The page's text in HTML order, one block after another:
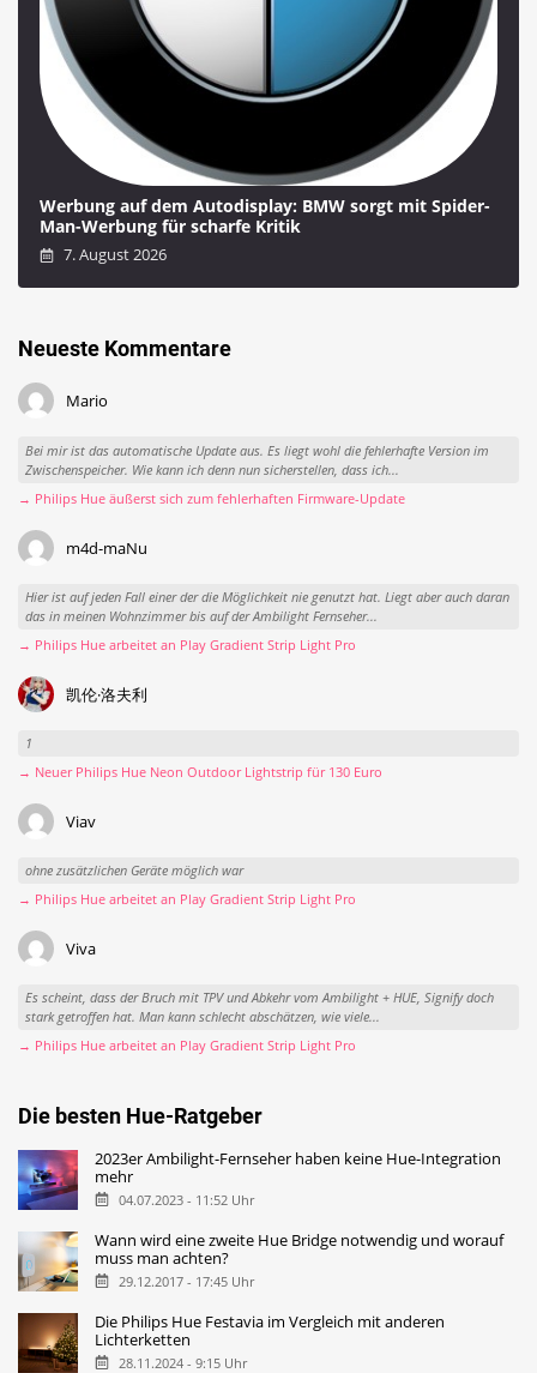
Werbung auf dem Autodisplay: BMW sorgt mit Spider-
Man-Werbung für scharfe Kritik
7. August 2026
Neueste Kommentare
Mario
Bei mir ist das automatische Update aus. Es liegt wohl die fehlerhafte Version im
Zwischenspeicher. Wie kann ich denn nun sicherstellen, dass ich...
→ Philips Hue äußerst sich zum fehlerhaften Firmware-Update
m4d-maNu
Hier ist auf jeden Fall einer der die Möglichkeit nie genutzt hat. Liegt aber auch daran
das in meinen Wohnzimmer bis auf der Ambilight Fernseher...
→ Philips Hue arbeitet an Play Gradient Strip Light Pro
凯伦·洛夫利
1
→ Neuer Philips Hue Neon Outdoor Lightstrip für 130 Euro
Viav
ohne zusätzlichen Geräte möglich war
→ Philips Hue arbeitet an Play Gradient Strip Light Pro
Viva
Es scheint, dass der Bruch mit TPV und Abkehr vom Ambilight + HUE, Signify doch
stark getroffen hat. Man kann schlecht abschätzen, wie viele...
→ Philips Hue arbeitet an Play Gradient Strip Light Pro
Die besten Hue-Ratgeber
2023er Ambilight-Fernseher haben keine Hue-Integration
mehr
04.07.2023 - 11:52 Uhr
Wann wird eine zweite Hue Bridge notwendig und worauf
muss man achten?
29.12.2017 - 17:45 Uhr
Die Philips Hue Festavia im Vergleich mit anderen
Lichterketten
28.11.2024 - 9:15 Uhr